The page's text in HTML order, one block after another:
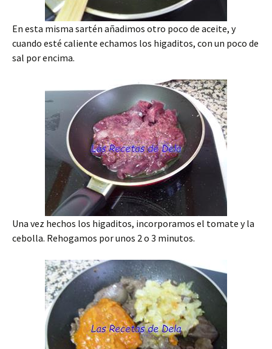
En esta misma sartén añadimos otro poco de aceite, y
cuando esté caliente echamos los higaditos, con un poco de
sal por encima.
Una vez hechos los higaditos, incorporamos el tomate y la
cebolla. Rehogamos por unos 2 o 3 minutos.